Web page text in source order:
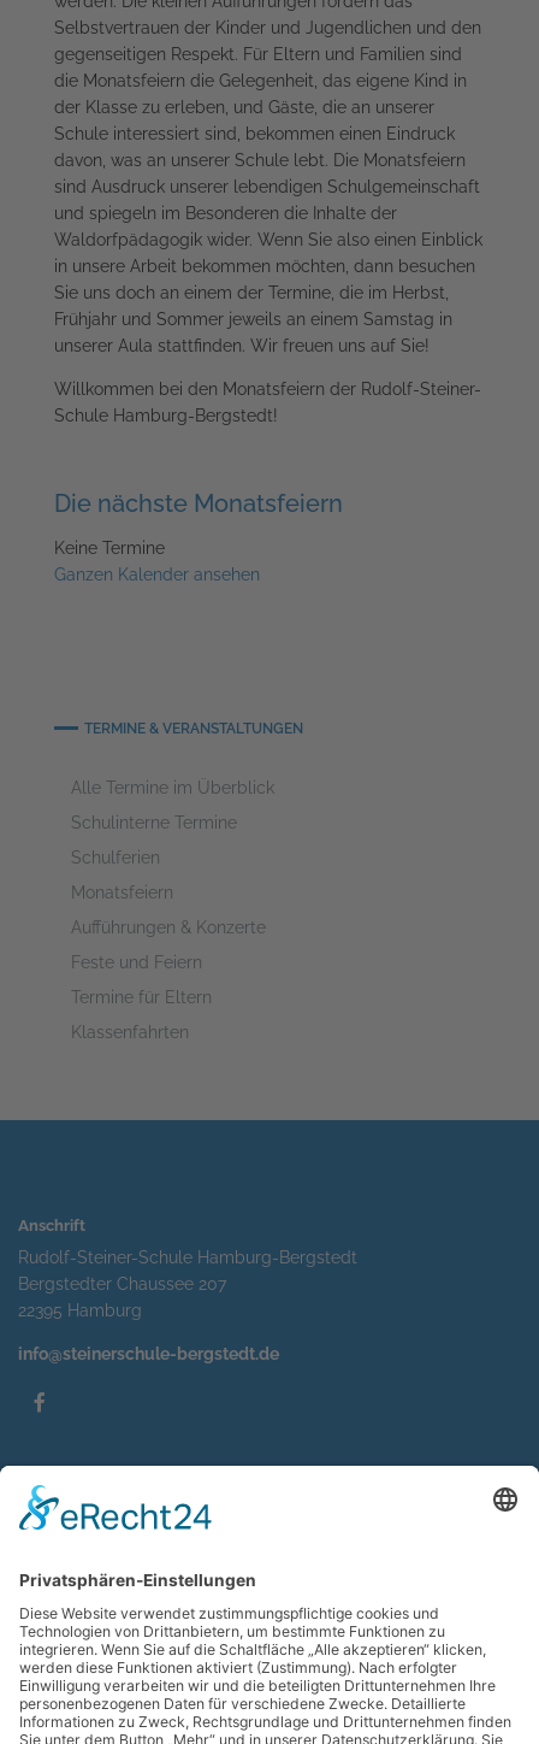
Selbstvertrauen der Kinder und Jugendlichen und den
gegenseitigen Respekt. Für Eltern und Familien sind
die Monatsfeiern die Gelegenheit, das eigene Kind in
der Klasse zu erleben, und Gäste, die an unserer
Schule interessiert sind, bekommen einen Eindruck
davon, was an unserer Schule lebt. Die Monatsfeiern
sind Ausdruck unserer lebendigen Schulgemeinschaft
und spiegeln im Besonderen die Inhalte der
Waldorfpädagogik wider. Wenn Sie also einen Einblick
in unsere Arbeit bekommen möchten, dann besuchen
Sie uns doch an einem der Termine, die im Herbst,
Frühjahr und Sommer jeweils an einem Samstag in
unserer Aula stattfinden. Wir freuen uns auf Sie!
Willkommen bei den Monatsfeiern der Rudolf-Steiner-
Schule Hamburg-Bergstedt!
Die nächste Monatsfeiern
Keine Termine
Ganzen Kalender ansehen
TERMINE & VERANSTALTUNGEN
Alle Termine im Überblick
Schulinterne Termine
Schulferien
Monatsfeiern
Aufführungen & Konzerte
Feste und Feiern
Termine für Eltern
Klassenfahrten
Anschrift
Rudolf-Steiner-Schule Hamburg-Bergstedt
Bergstedter Chaussee 207
22395 Hamburg
info@steinerschule-bergstedt.de
Impressum
Datenschutzerklärung
Kontakt
Suche
Wir sind Mitglied im